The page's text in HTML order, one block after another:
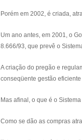
Porém em 2002, é criada,
Um ano antes, em 2001, o
8.666/93, que prevê o
A criação do pregão e
conseqüente gestão
Mas afinal, o que é o
Como se dão as compras